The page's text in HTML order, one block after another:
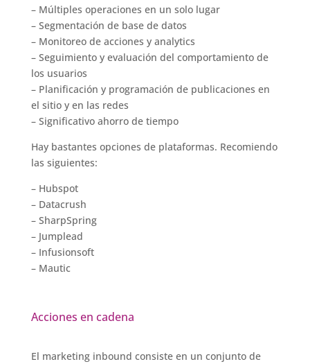
– Múltiples operaciones en un solo lugar
– Segmentación de base de datos
– Monitoreo de acciones y analytics
– Seguimiento y evaluación del comportamiento de
los usuarios
– Planificación y programación de publicaciones en
el sitio y en las redes
– Significativo ahorro de tiempo
Hay bastantes opciones de plataformas. Recomiendo
las siguientes:
– Hubspot
– Datacrush
– SharpSpring
– Jumplead
– Infusionsoft
– Mautic
Acciones en cadena
El marketing inbound consiste en un conjunto de